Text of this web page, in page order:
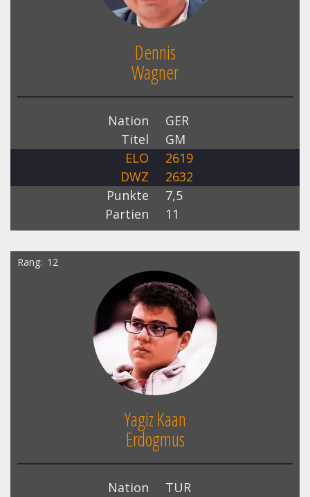
Dennis
Wagner
Nation
GER
Titel
GM
ELO
2619
DWZ
2632
Punkte
7,5
Partien
11
Rang 12
Yagiz Kaan
Erdogmus
Nation
TUR